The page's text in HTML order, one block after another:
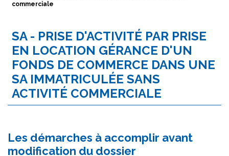
commerciale
SA - PRISE D'ACTIVITÉ PAR PRISE
EN LOCATION GÉRANCE D'UN
FONDS DE COMMERCE DANS UNE
SA IMMATRICULÉE SANS
ACTIVITÉ COMMERCIALE
Les démarches à accomplir avant
modification du dossier